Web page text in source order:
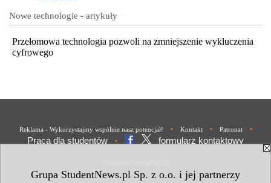
Grupa StudentNews.pl Sp. z o.o. i jej partnerzy
Nowe technologie - artykuły
Przełomowa technologia pozwoli na zmniejszenie wykluczenia
cyfrowego
Reklama - Wykorzystajmy wspólnie nasz potencjał! • Kontakt • Patronat •
Praca dla studentów • formularz kontaktowy